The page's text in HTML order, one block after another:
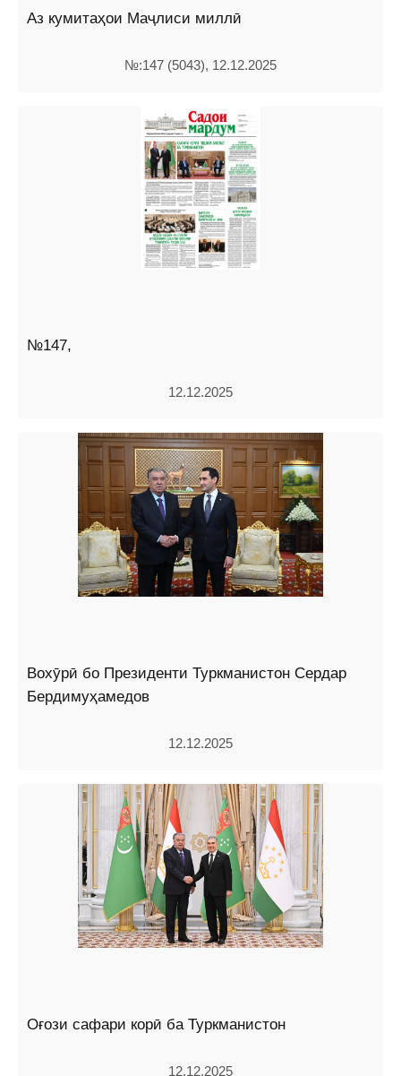
Аз кумитаҳои Маҷлиси миллӣ
№:147 (5043), 12.12.2025
№147,
12.12.2025
Вохӯрӣ бо Президенти Туркманистон Сердар
Бердимуҳамедов
12.12.2025
Оғози сафари корӣ ба Туркманистон
12.12.2025